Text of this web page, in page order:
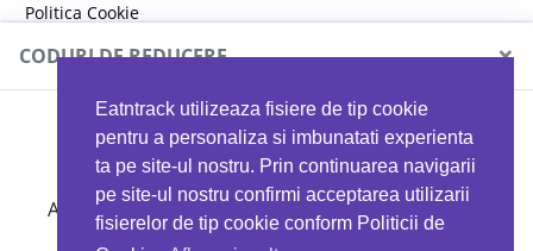
Eatntrack utilizeaza fisiere de tip cookie
pentru a personaliza si imbunatati experienta
ta pe site-ul nostru. Prin continuarea navigarii
pe site-ul nostru confirmi acceptarea utilizarii
fisierelor de tip cookie conform Politicii de
Politica Cookie
Politica de confidențialitate
CODURI DE REDUCERE ×
MYPROTEIN
Ai 40%reducere la orice comandă folosind codul
EATTRACK